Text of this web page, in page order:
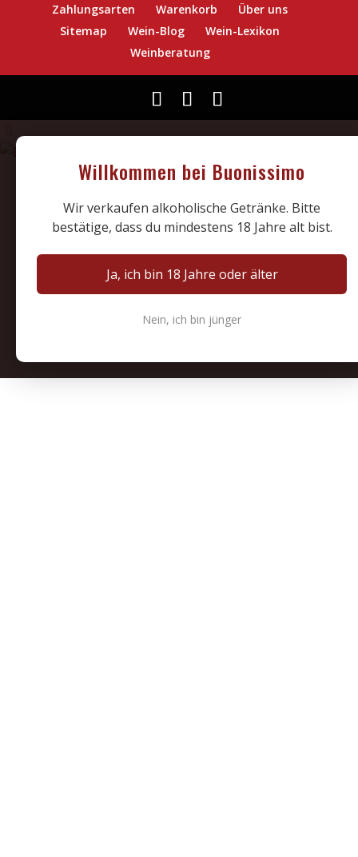
Zahlungsarten
Warenkorb
Über uns
Sitemap
Wein-Blog
Wein-Lexikon
Weinberatung
Willkommen bei Buonissimo
Wir verkaufen alkoholische Getränke. Bitte
bestätige, dass du mindestens 18 Jahre alt bist.
Ja, ich bin 18 Jahre oder älter
Nein, ich bin jünger